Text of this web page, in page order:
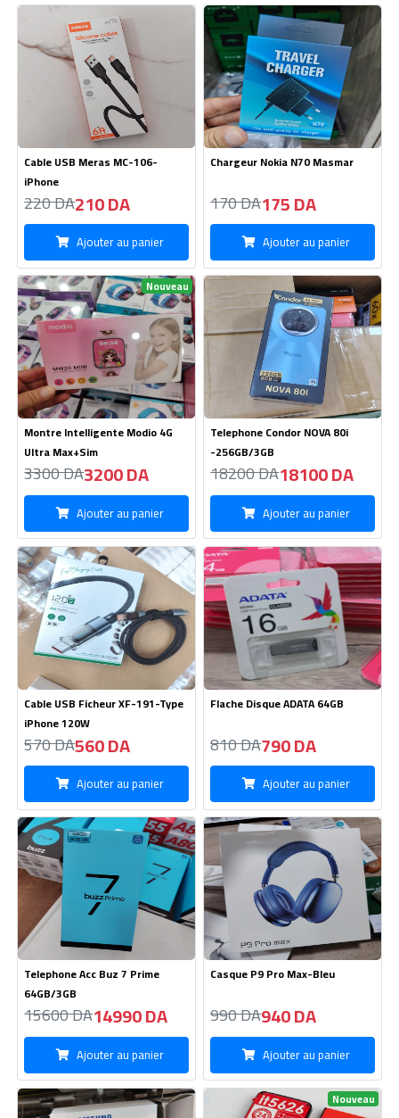
Cable USB Meras MC-106-
220 DA210 DA
Ajouter au panier
Chargeur Nokia N70 Masmar
170 DA175 DA
Ajouter au panier
Nouveau
Montre Intelligente Modio 4G
Ultra Max+Sim
3300 DA3200 DA
Ajouter au panier
Telephone Condor NOVA 80i
-256GB/3GB
18200 DA18100 DA
Ajouter au panier
Cable USB Ficheur XF-191-Type
iPhone 120W
570 DA560 DA
Ajouter au panier
Flache Disque ADATA 64GB
810 DA790 DA
Ajouter au panier
Telephone Acc Buz 7 Prime
64GB/3GB
15600 DA14990 DA
Ajouter au panier
Casque P9 Pro Max-Bleu
990 DA940 DA
Ajouter au panier
Nouveau